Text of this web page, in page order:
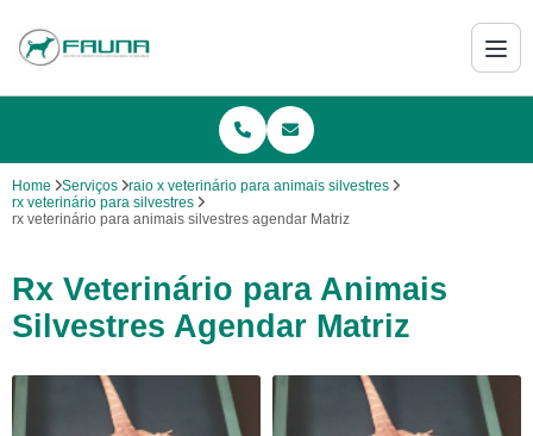
Home Serviços
raio x veterinário para animais silvestres
rx veterinário para silvestres
rx veterinário para animais silvestres agendar Matriz
Rx Veterinário para Animais
Silvestres Agendar Matriz